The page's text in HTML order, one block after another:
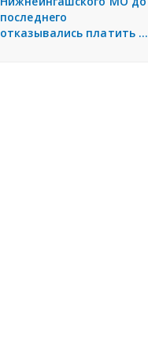
последнего
отказывались платить ...